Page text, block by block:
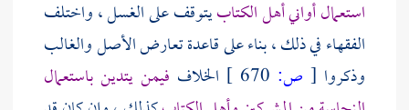
استعمال أواني أهل الكتابيتوقف على الغسل ، واختلف
الفقهاء في ذلك ، بناء على قاعدة تعارض الأصل والغالب
وذكروا [ ص: الخلاف فيمن يتدين باستعمال